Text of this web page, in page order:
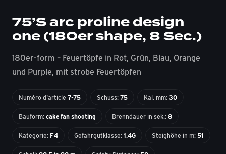
75’S arc proline design
one (180er shape, 8 Sec.)
180er-form – Feuertöpfe in Rot, Grün, Blau, Orange
und Purple, mit strobe Feuertöpfen
Numéro d'article 7-75 Schuss: 75 Kal. mm: 30
Bauform: cake fan shooting Brenndauer in sek.: 8
Kategorie: F4 Gefahrgutklasse: 1.4G Steighöhe in m: 51